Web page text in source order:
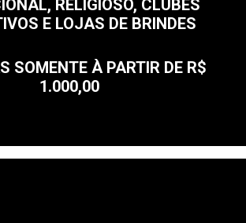
RELIGIOSO, CLUBES
E LOJAS DE BRINDES
SOMENTE À PARTIR DE R$
1.000,00